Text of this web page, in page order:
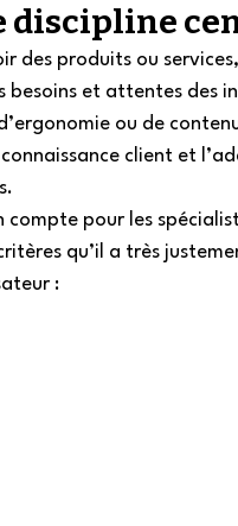
discipline
des produits ou
besoins et attentes des
ou de
client et
compte pour les
qu’il a très
: